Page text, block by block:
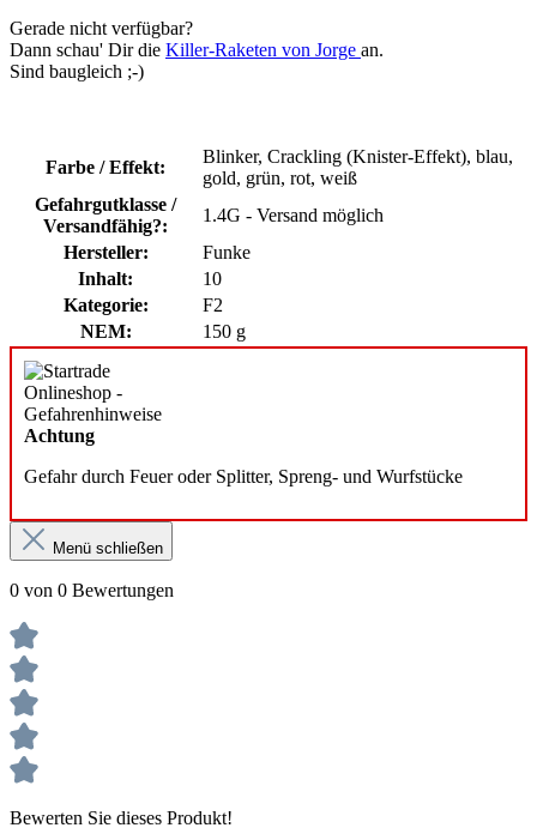
Gerade nicht verfügbar?
Dann schau' Dir die Killer-Raketen von Jorge an.
Sind baugleich ;-)
Farbe / Effekt:
Blinker, Crackling (Knister-Effekt), blau,
gold, grün, rot, weiß
Gefahrgutklasse /
Versandfähig?:
1.4G - Versand möglich
Hersteller:
Funke
Inhalt:
10
Kategorie:
F2
NEM:
150 g
Achtung
Gefahr durch Feuer oder Splitter, Spreng- und Wurfstücke
Menü schließen
0 von 0 Bewertungen
Bewerten Sie dieses Produkt!